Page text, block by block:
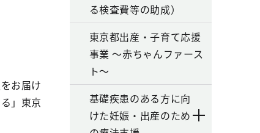
お届け
」東京
る検査費等の助成）
東京都出産・子育て応援
事業 ～赤ちゃんファース
ト～
基礎疾患のある方に向
けた妊娠・出産のため